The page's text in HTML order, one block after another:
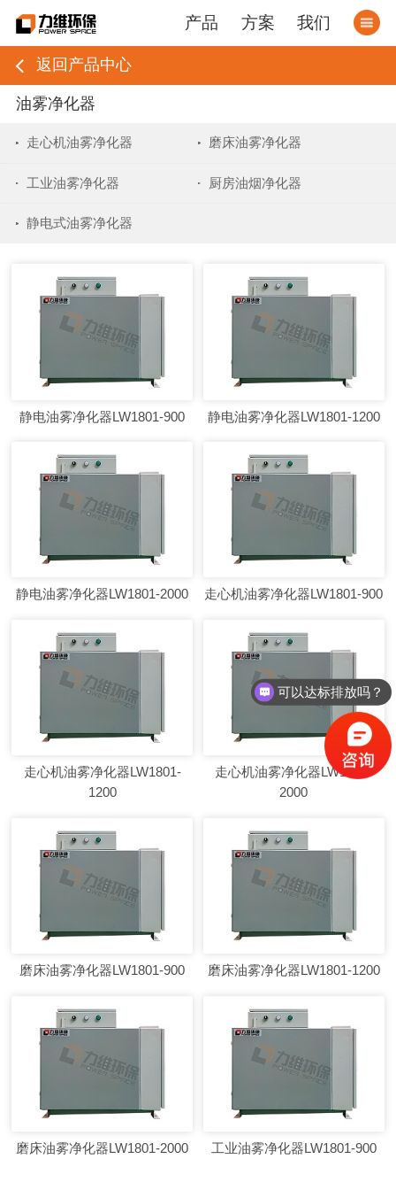
产品 方案 我们
返回产品中心
油雾净化器
走心机油雾净化器 磨床油雾净化器
工业油雾净化器 厨房油烟净化器
静电式油雾净化器
静电油雾净化器LW1801-900 静电油雾净化器LW1801-1200
静电油雾净化器LW1801-2000 走心机油雾净化器LW1801-900
走心机油雾净化器LW1801-
1200
走心机油雾净化器LW1801-
2000
磨床油雾净化器LW1801-900 磨床油雾净化器LW1801-1200
磨床油雾净化器LW1801-2000 工业油雾净化器LW1801-900
可以达标排放吗？